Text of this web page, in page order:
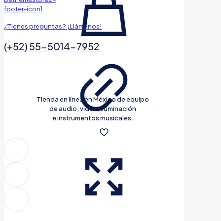
¿Tienes preguntas? ¡Llámanos!
(+52) 55-5014-7952
Tienda en línea en México de equipo
de audio, video, iluminación
e instrumentos musicales.